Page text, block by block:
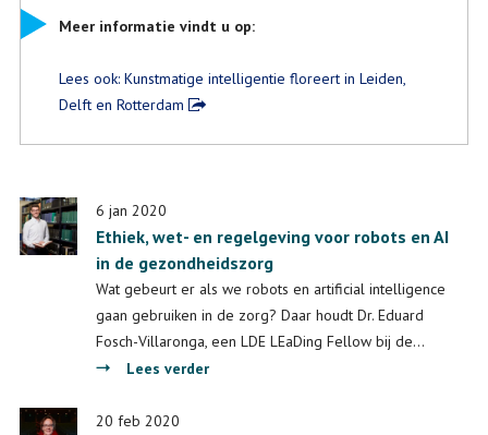
Meer informatie vindt u op:
Lees ook: Kunstmatige intelligentie floreert in Leiden,
Delft en Rotterdam
6 jan 2020
Ethiek, wet- en regelgeving voor robots en AI
in de gezondheidszorg
Wat gebeurt er als we robots en artificial intelligence
gaan gebruiken in de zorg? Daar houdt Dr. Eduard
Fosch-Villaronga, een LDE LEaDing Fellow bij de…
Lees verderover
20 feb 2020